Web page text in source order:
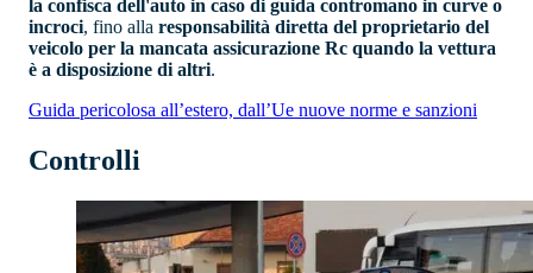
la confisca dell'auto in caso di guida contromano in curve o
incroci, fino alla responsabilità diretta del proprietario del
veicolo per la mancata assicurazione Rc quando la vettura
è a disposizione di altri.
Guida pericolosa all’estero, dall’Ue nuove norme e sanzioni
Controlli